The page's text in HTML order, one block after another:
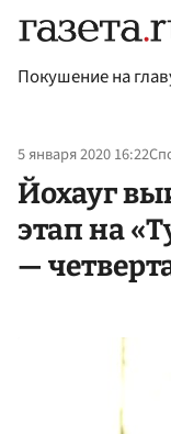
Покушение на
5 января 2020 16:22
Йохауг
этап на
—